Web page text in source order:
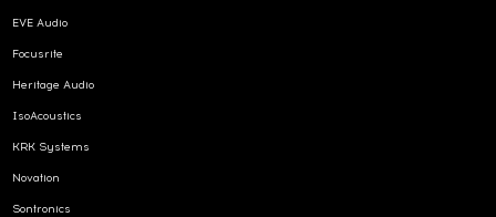
EVE Audio
Focusrite
Heritage Audio
IsoAcoustics
KRK Systems
Novation
Sontronics